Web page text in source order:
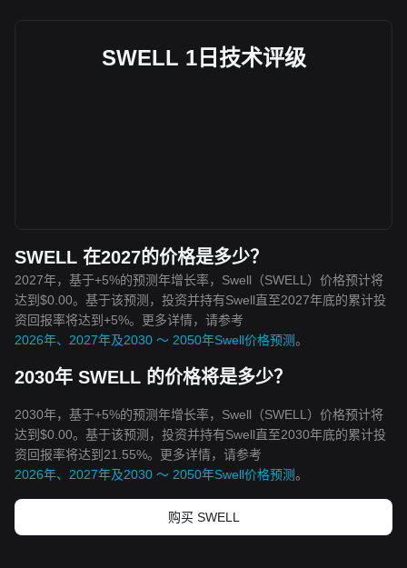
SWELL 1日技术评级
SWELL 在2027的价格是多少？
2027年，基于+5%的预测年增长率，Swell（SWELL）价格预计将
达到$0.00。基于该预测，投资并持有Swell直至2027年底的累计投
资回报率将达到+5%。更多详情，请参考
2026年、2027年及2030 ～ 2050年Swell价格预测。
2030年 SWELL 的价格将是多少？
2030年，基于+5%的预测年增长率，Swell（SWELL）价格预计将
达到$0.00。基于该预测，投资并持有Swell直至2030年底的累计投
资回报率将达到21.55%。更多详情，请参考
2026年、2027年及2030 ～ 2050年Swell价格预测。
购买 SWELL